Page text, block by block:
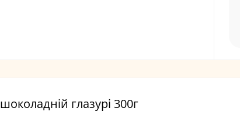
глазурі 300г